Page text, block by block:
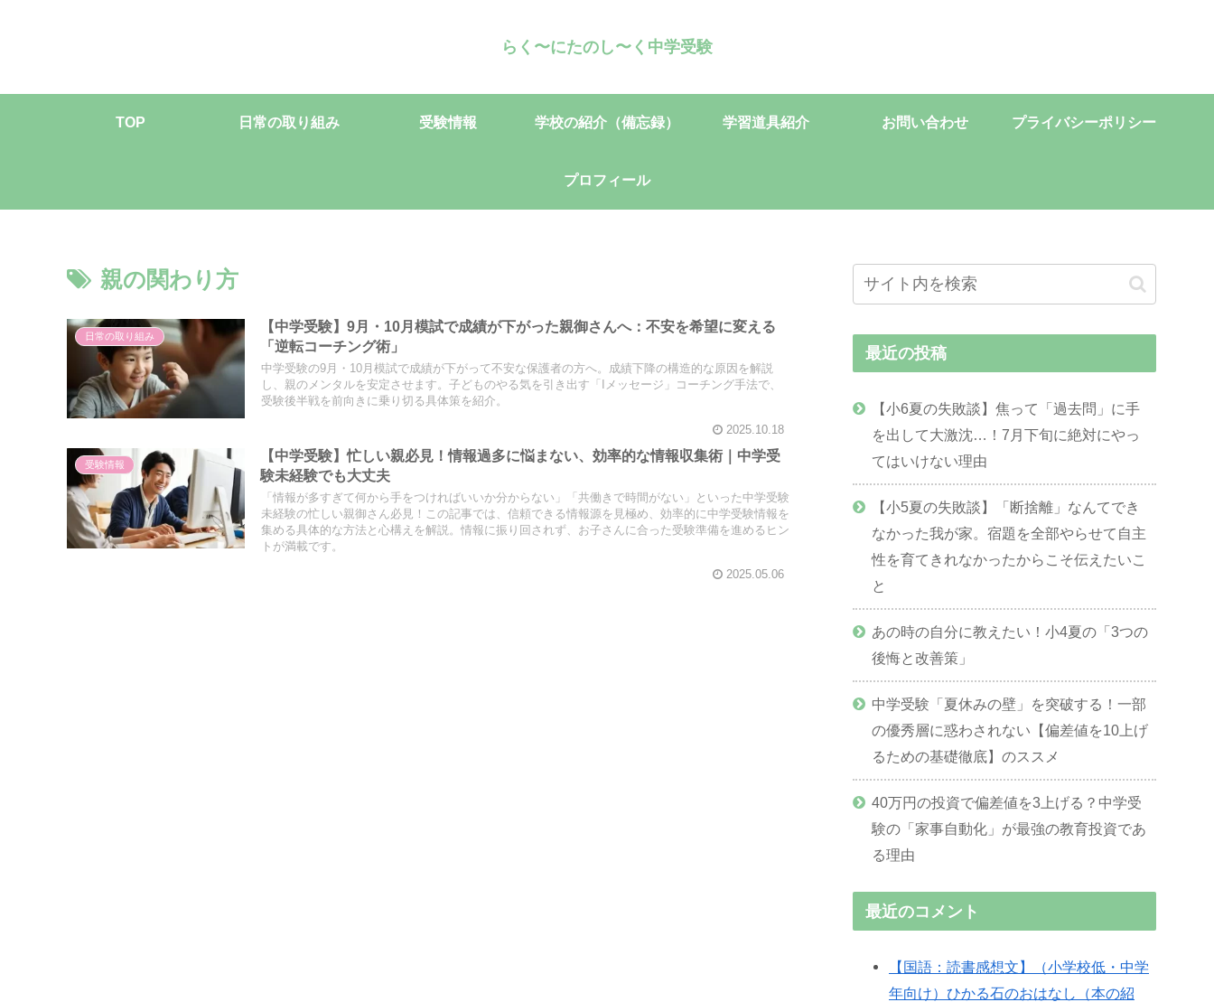
らく〜にたのし〜く中学受験
TOP 日常の取り組み 受験情報 学校の紹介（備忘録） 学習道具紹介 お問い合わせ プライバシーポリシー
プロフィール
親の関わり方
日常の取り組み
【中学受験】9月・10月模試で成績が下がった親御さんへ：不安を希望に変える
「逆転コーチング術」
中学受験の9月・10月模試で成績が下がって不安な保護者の方へ。成績下降の構造的な原因を解説
し、親のメンタルを安定させます。子どものやる気を引き出す「Iメッセージ」コーチング手法で、
受験後半戦を前向きに乗り切る具体策を紹介。
2025.10.18
受験情報
【中学受験】忙しい親必見！情報過多に悩まない、効率的な情報収集術｜中学受
験未経験でも大丈夫
「情報が多すぎて何から手をつければいいか分からない」「共働きで時間がない」といった中学受験
未経験の忙しい親御さん必見！この記事では、信頼できる情報源を見極め、効率的に中学受験情報を
集める具体的な方法と心構えを解説。情報に振り回されず、お子さんに合った受験準備を進めるヒン
トが満載です。
2025.05.06
最近の投稿
【小6夏の失敗談】焦って「過去問」に手
を出して大激沈…！7月下旬に絶対にやっ
てはいけない理由
【小5夏の失敗談】「断捨離」なんてでき
なかった我が家。宿題を全部やらせて自主
性を育てきれなかったからこそ伝えたいこ
と
あの時の自分に教えたい！小4夏の「3つの
後悔と改善策」
中学受験「夏休みの壁」を突破する！一部
の優秀層に惑わされない【偏差値を10上げ
るための基礎徹底】のススメ
40万円の投資で偏差値を3上げる？中学受
験の「家事自動化」が最強の教育投資であ
る理由
最近のコメント
【国語：読書感想文】（小学校低・中学
年向け）ひかる石のおはなし（本の紹